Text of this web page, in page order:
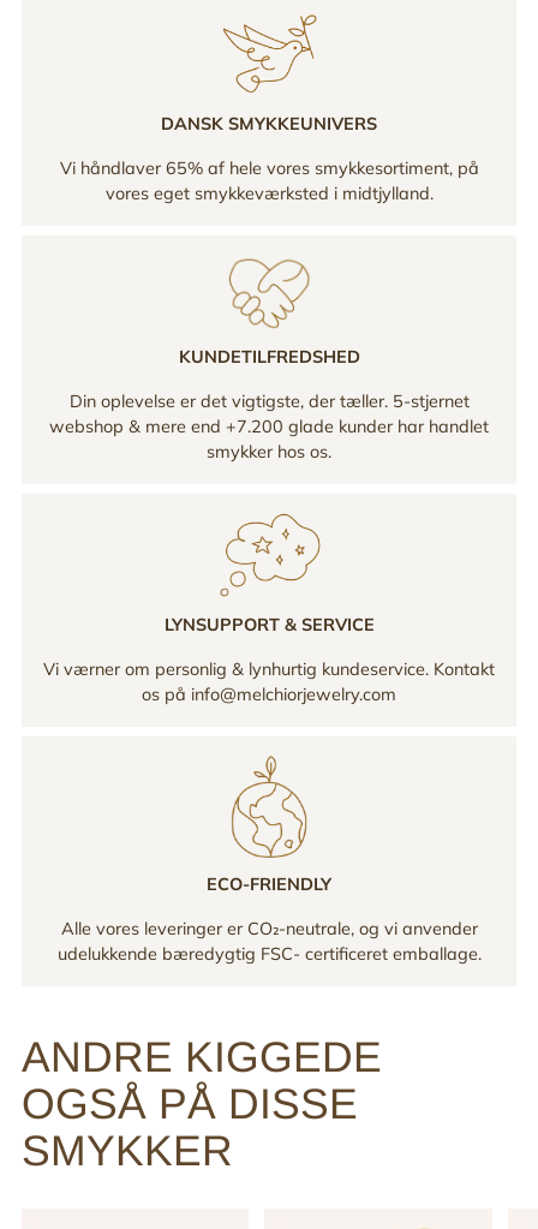
DANSK SMYKKEUNIVERS
Vi håndlaver 65% af hele vores smykkesortiment, på
vores eget smykkeværksted i midtjylland.
KUNDETILFREDSHED
Din oplevelse er det vigtigste, der tæller. 5-stjernet
webshop & mere end +7.200 glade kunder har handlet
smykker hos os.
LYNSUPPORT & SERVICE
Vi værner om personlig & lynhurtig kundeservice. Kontakt
os på info@melchiorjewelry.com
ECO-FRIENDLY
Alle vores leveringer er CO₂-neutrale, og vi anvender
udelukkende bæredygtig FSC- certificeret emballage.
ANDRE KIGGEDE
OGSÅ PÅ DISSE
SMYKKER